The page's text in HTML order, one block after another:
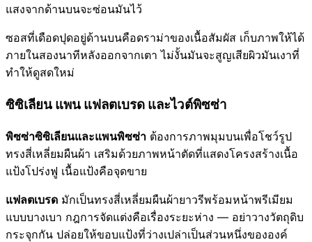
แสงจากด้านบนจะซ่อนมันไว้
ซอสที่เดือดปุดอยู่ด้านบนคือดราม่าของเนื้อสัมผัส เก็บภาพให้ได้
ภายในสองนาทีหลังออกจากเตา ไม่งั้นมันจะสูญเสียผิวมันเงาที่
ทำให้ดูสดใหม่
ซิซิเลียน แพน แฟลตเบรด และไวต์พิซซ่า
พิซซ่าซิซิเลียนและแพนพิซซ่า ต้องการภาพมุมบนเพื่อโชว์รูป
ทรงสี่เหลี่ยมผืนผ้า เสริมด้วยภาพหน้าตัดที่แสดงโครงสร้างเนื้อ
แป้งโปร่งฟู เนื้อแป้งคือจุดขาย
แฟลตเบรด มักเป็นทรงสี่เหลี่ยมผืนผ้ายาวรีพร้อมหน้าพรีเมียม
แบบบางเบา กฎการจัดแต่งคือเรื่องระยะห่าง — อย่าวางวัตถุดิบ
กระจุกกัน ปล่อยให้ขอบแป้งที่ว่างเปล่าเป็นส่วนหนึ่งขององค์